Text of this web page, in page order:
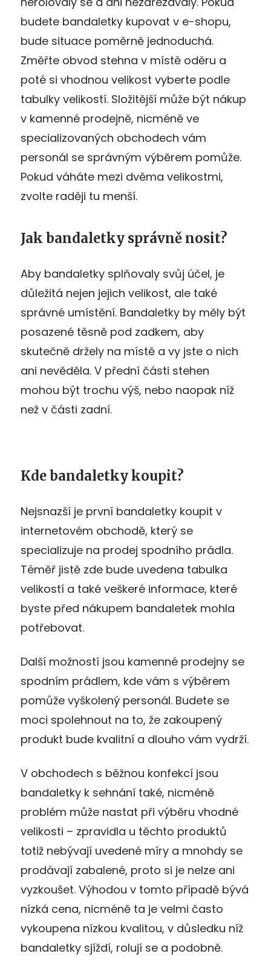
budete bandaletky kupovat v e-shopu,
bude situace poměrně jednoduchá.
Změřte obvod stehna v místě oděru a
poté si vhodnou velikost vyberte podle
tabulky velikostí. Složitější může být nákup
v kamenné prodejně, nicméně ve
specializovaných obchodech vám
personál se správným výběrem pomůže.
Pokud váháte mezi dvěma velikostmi,
zvolte raději tu menší.
Jak bandaletky správně nosit?
Aby bandaletky splňovaly svůj účel, je
důležitá nejen jejich velikost, ale také
správné umístění. Bandaletky by měly být
posazené těsně pod zadkem, aby
skutečně držely na místě a vy jste o nich
ani nevěděla. V přední části stehen
mohou být trochu výš, nebo naopak níž
než v části zadní.
Kde bandaletky koupit?
Nejsnazší je první bandaletky koupit v
internetovém obchodě, který se
specializuje na prodej spodního prádla.
Téměř jistě zde bude uvedena tabulka
velikostí a také veškeré informace, které
byste před nákupem bandaletek mohla
potřebovat.
Další možností jsou kamenné prodejny se
spodním prádlem, kde vám s výběrem
pomůže vyškolený personál. Budete se
moci spolehnout na to, že zakoupený
produkt bude kvalitní a dlouho vám vydrží.
V obchodech s běžnou konfekcí jsou
bandaletky k sehnání také, nicméně
problém může nastat při výběru vhodné
velikosti – zpravidla u těchto produktů
totiž nebývají uvedené míry a mnohdy se
prodávají zabalené, proto si je nelze ani
vyzkoušet. Výhodou v tomto případě bývá
nízká cena, nicméně ta je velmi často
vykoupena nízkou kvalitou, v důsledku níž
bandaletky sjíždí, rolují se a podobně.